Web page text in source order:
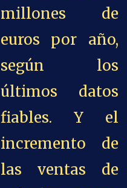
millones de
euros por año,
según los
últimos datos
fiables. Y el
incremento de
las ventas de